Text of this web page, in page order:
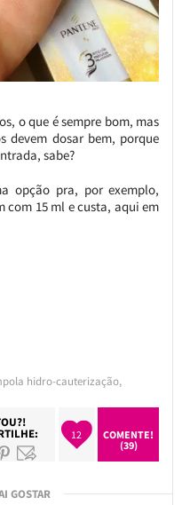
o que é sempre bom, mas
devem dosar bem, porque
sabe?
opção pra, por exemplo,
com 15 ml e custa, aqui em
hidro-cauterização,
12
COMENTE!
(39)
GOSTAR